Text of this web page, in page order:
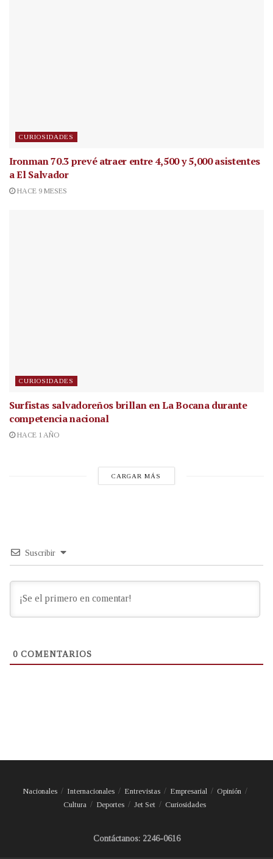
CURIOSIDADES
Ironman 70.3 prevé atraer entre 4,500 y 5,000 asistentes
a El Salvador
HACE 9 MESES
CURIOSIDADES
Surfistas salvadoreños brillan en La Bocana durante
competencia nacional
HACE 1 AÑO
CARGAR MÁS
Suscribir
0 COMENTARIOS
Nacionales Internacionales Entrevistas Empresarial
Opinión
Cultura
Deportes Jet Set Curiosidades
Contáctanos: 2246-0616